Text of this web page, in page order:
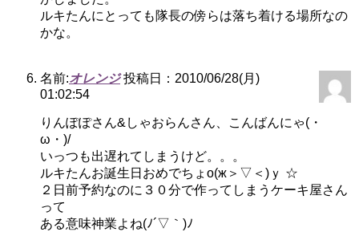
ルキたんにとっても隊長の傍らは落ち着ける場所なの
かな。
名前:オレンジ 投稿日：2010/06/28(月)
01:02:54
りんぽぽさん&しゃおらんさん、こんばんにゃ(・
ω・)/
いっつも出遅れてしまうけど。。。
ルキたんお誕生日おめでちょо(ж＞▽＜)ｙ ☆
２日前予約なのに３０分で作ってしまうケーキ屋さん
って
ある意味神業よね(ﾉ´▽｀)ﾉ